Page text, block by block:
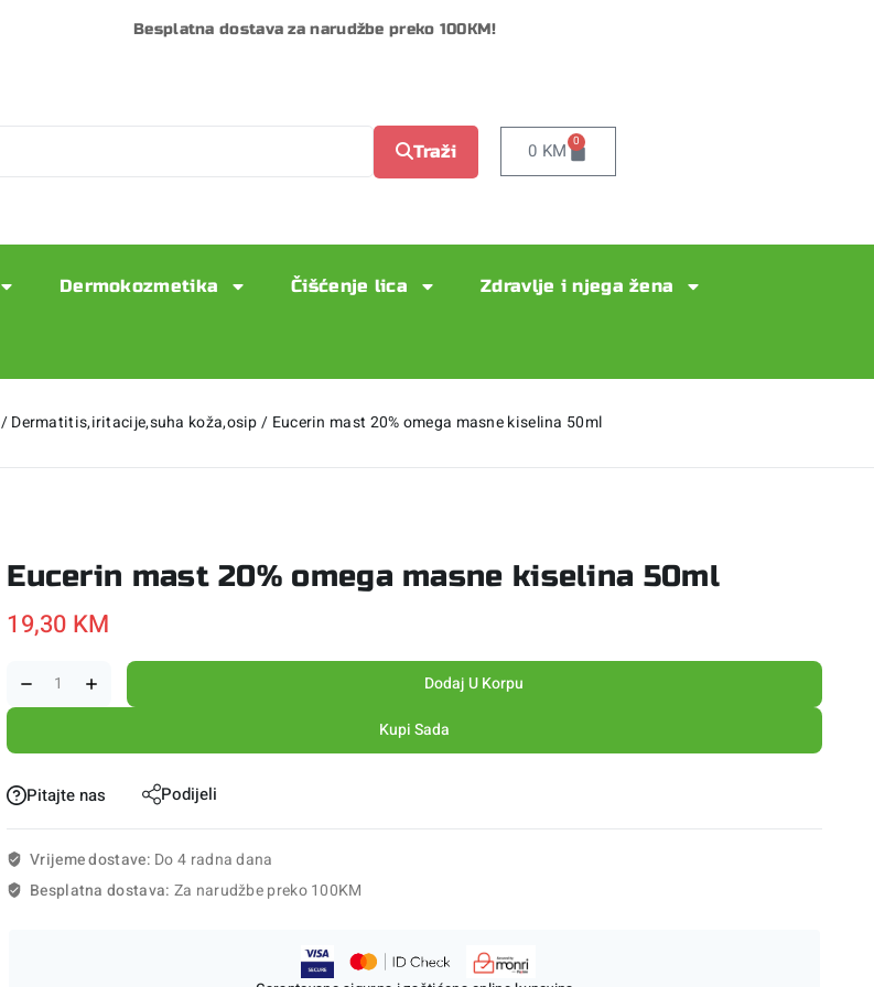
Besplatna dostava za narudžbe preko 100KM!
Traži 0 KM 0
Dermokozmetika Čišćenje lica Zdravlje i njega žena
/Dermatitis,iritacije,suha koža,osip/ Eucerin mast 20% omega masne kiselina 50ml
Eucerin mast 20% omega masne kiselina 50ml
19,30 KM
Dodaj U Korpu
Kupi Sada
Pitajte nas Podijeli
Vrijeme dostave: Do 4 radna dana
Besplatna dostava: Za narudžbe preko 100KM